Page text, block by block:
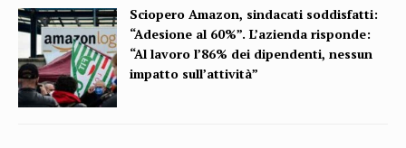
Sciopero Amazon, sindacati soddisfatti:
“Adesione al 60%”. L’azienda risponde:
“Al lavoro l’86% dei dipendenti, nessun
impatto sull’attività”